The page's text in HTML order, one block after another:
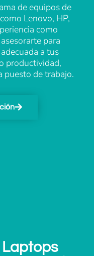
de equipos de
Lenovo, HP,
como
para
a tus
productividad,
puesto de trabajo.
Laptops